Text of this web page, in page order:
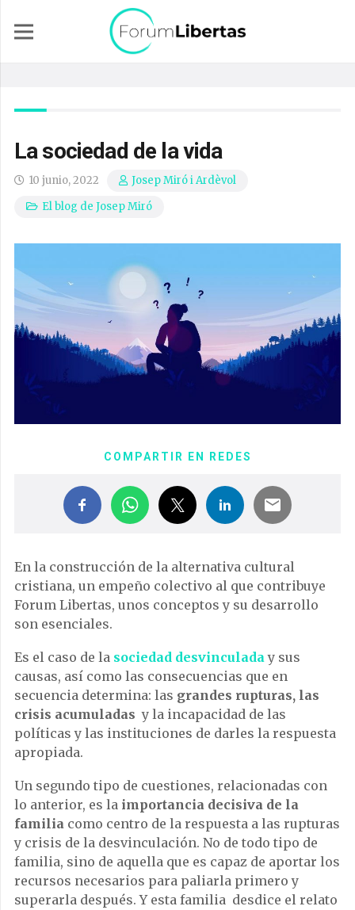
La sociedad de la vida
10 junio, 2022
Josep Miró i Ardèvol
El blog de Josep Miró
COMPARTIR EN REDES
En la construcción de la alternativa cultural
cristiana, un empeño colectivo al que contribuye
Forum Libertas, unos conceptos y su desarrollo
son esenciales.
Es el caso de la sociedad desvinculaday sus
causas, así como las consecuencias que en
secuencia determina: las grandes rupturas, las
crisis acumuladas y la incapacidad de las
políticas y las instituciones de darles la respuesta
apropiada.
Un segundo tipo de cuestiones, relacionadas con
lo anterior, es la importancia decisiva de la
familia como centro de la respuesta a las rupturas
y crisis de la desvinculación. No de todo tipo de
familia, sino de aquella que es capaz de aportar los
recursos necesarios para paliarla primero y
superarla después. Y esta familia desdice el relato